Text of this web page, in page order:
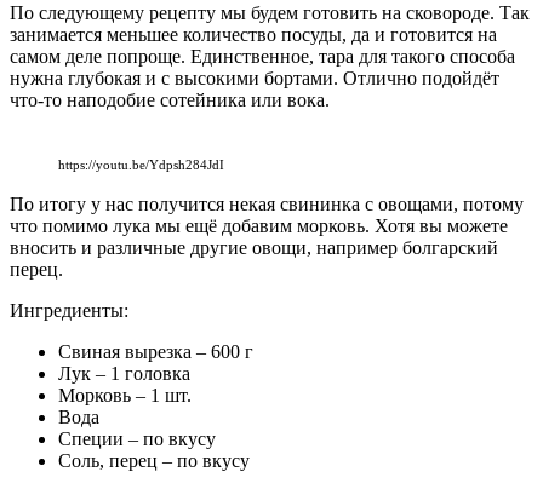
По следующему рецепту мы будем готовить на сковороде. Так
занимается меньшее количество посуды, да и готовится на
самом деле попроще. Единственное, тара для такого способа
нужна глубокая и с высокими бортами. Отлично подойдёт
что-то наподобие сотейника или вока.
https://youtu.be/Ydpsh284JdI
По итогу у нас получится некая свининка с овощами, потому
что помимо лука мы ещё добавим морковь. Хотя вы можете
вносить и различные другие овощи, например болгарский
перец.
Ингредиенты:
Свиная вырезка – 600 г
Лук – 1 головка
Морковь – 1 шт.
Вода
Специи – по вкусу
Соль, перец – по вкусу